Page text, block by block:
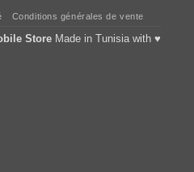
Conditions générales de vente
Store Made in Tunisia with ♥